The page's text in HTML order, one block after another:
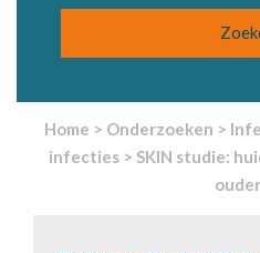
Home > Onderzoeken >
infecties > SKIN studie: